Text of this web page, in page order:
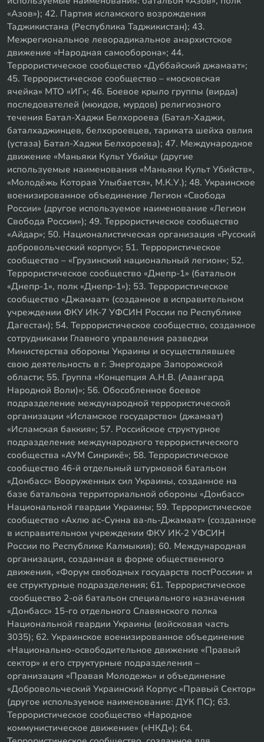
«Азов»); 42. Партия исламского возрождения
Таджикистана (Республика Таджикистан); 43.
Межрегиональное леворадикальное анархистское
движение «Народная самооборона»; 44.
Террористическое сообщество «Дуббайский джамаат»;
45. Террористическое сообщество – «московская
ячейка» МТО «ИГ»; 46. Боевое крыло группы (вирда)
последователей (мюидов, мурдов) религиозного
течения Батал-Хаджи Белхороева (Батал-Хаджи,
баталхаджинцев, белхороевцев, тариката шейха овлия
(устаза) Батал-Хаджи Белхороева); 47. Международное
движение «Маньяки Культ Убийц» (другие
используемые наименования «Маньяки Культ Убийств»,
«Молодёжь Которая Улыбается», М.К.У.); 48. Украинское
военизированное объединение Легион «Свобода
России» (другое используемое наименование «Легион
Свобода России»); 49. Террористическое сообщество
«Айдар»; 50. Националистическая организация «Русский
добровольческий корпус»; 51. Террористическое
сообщество – «Грузинский национальный легион»; 52.
Террористическое сообщество «Днепр-1» (батальон
«Днепр-1», полк «Днепр-1»); 53. Террористическое
сообщество «Джамаат» (созданное в исправительном
учреждении ФКУ ИК-7 УФСИН России по Республике
Дагестан); 54. Террористическое сообщество, созданное
сотрудниками Главного управления разведки
Министерства обороны Украины и осуществлявшее
свою деятельность в г. Энергодаре Запорожской
области; 55. Группа «Концепция А.Н.В. (Авангард
Народной Воли)»; 56. Обособленное боевое
подразделение международной террористической
организации «Исламское государство» (джамаат)
«Исламская баккия»; 57. Российское структурное
подразделение международного террористического
сообщества «АУМ Синрикё»; 58. Террористическое
сообщество 46-й отдельный штурмовой батальон
«Донбасс» Вооруженных сил Украины, созданное на
базе батальона территориальной обороны «Донбасс»
Национальной гвардии Украины; 59. Террористическое
сообщество «Ахлю ас-Сунна ва-ль-Джамаат» (созданное
в исправительном учреждении ФКУ ИК-2 УФСИН
России по Республике Калмыкия); 60. Международная
организация, созданная в форме общественного
движения, «Форум свободных государств постРоссии» и
ее структурные подразделения; 61. Террористическое
сообщество 2-ой батальон специального назначения
«Донбасс» 15-го отдельного Славянского полка
Национальной гвардии Украины (войсковая часть
3035); 62. Украинское военизированное объединение
«Национально-освободительное движение «Правый
сектор» и его структурные подразделения –
организация «Правая Молодежь» и объединение
«Добровольческий Украинский Корпус «Правый Сектор»
(другое используемое наименование: ДУК ПС); 63.
Террористическое сообщество «Народное
коммунистическое движение» («НКД»); 64.